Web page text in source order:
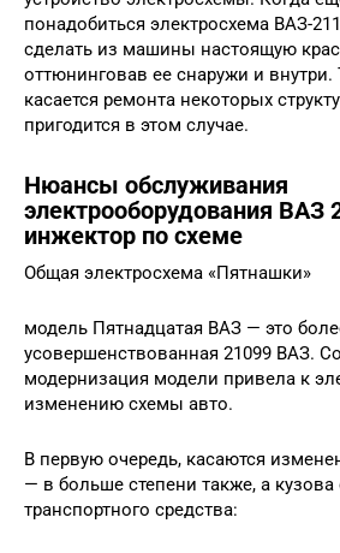
понадобиться электросхема ВАЗ-
сделать из машины настоящую
оттюнинговав ее снаружи и
касается ремонта некоторых
пригодится в этом случае.
Нюансы обслуживания
электрооборудования ВАЗ
инжектор по схеме
Общая электросхема «Пятнашки»
модель Пятнадцатая ВАЗ — это
усовершенствованная 21099 ВАЗ.
модернизация модели привела к
изменению схемы авто.
В первую очередь, касаются
— в больше степени также, а кузова
транспортного средства: